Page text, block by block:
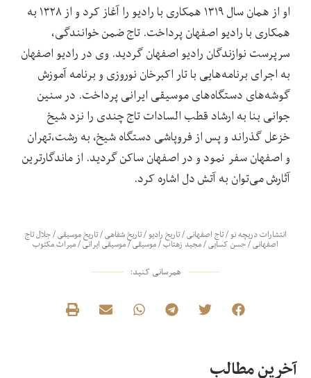
او از همان سال ۱۳۱۹ همکاری با رادیو را آغاز کرد و از ۱۳۲۸ به
همکاری با رادیو اصفهان پرداخت. تاج ضمن خوانندگی،
سرپرست نوازندگان رادیو اصفهان گردید. وی در رادیو اصفهان
به اجرای برنامه‌هایی با تار اکبرخان نوروزی و برنامه آموزش
گوشه‌های دستگاه‌های موسیقی ایرانی پرداخت. در سنین
جوانی بنا به ارشاد قطب السادات تاج چندی را نزد شیخ
خزعل گذراند و پس از فروپاشی دستگاه شیخ، به رشت،تهران
و اصفهان سفر نمود و در اصفهان ساکن گردید. از ماندگارترین
آثارش می‌توان به آتش دل اشاره کرد.
انتشارات دریچه نو/تاج اصفهانی/تاریخ رادیو/تاریخ شفاهی/تاریخ موسیقی/جلال تاج
اصفهانی/حسن کسایی/مجید زهتاب/موسیقی/موسیقی ایرانی/میراث مکتوب
همرسانی کنید:
آخرین مطالب